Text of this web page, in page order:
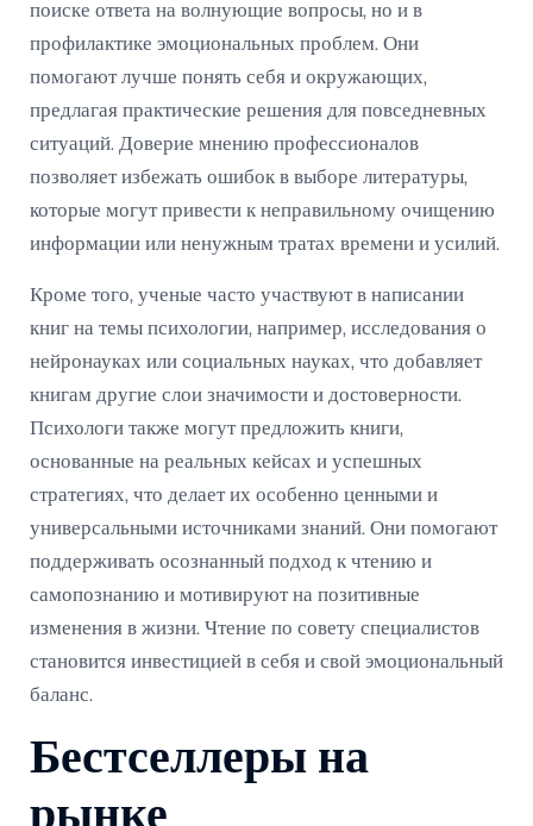
поиске ответа на волнующие вопросы, но и в
профилактике эмоциональных проблем. Они
помогают лучше понять себя и окружающих,
предлагая практические решения для повседневных
ситуаций. Доверие мнению профессионалов
позволяет избежать ошибок в выборе литературы,
которые могут привести к неправильному очищению
информации или ненужным тратах времени и усилий.
Кроме того, ученые часто участвуют в написании
книг на темы психологии, например, исследования о
нейронауках или социальных науках, что добавляет
книгам другие слои значимости и достоверности.
Психологи также могут предложить книги,
основанные на реальных кейсах и успешных
стратегиях, что делает их особенно ценными и
универсальными источниками знаний. Они помогают
поддерживать осознанный подход к чтению и
самопознанию и мотивируют на позитивные
изменения в жизни. Чтение по совету специалистов
становится инвестицией в себя и свой эмоциональный
баланс.
Бестселлеры на
рынке